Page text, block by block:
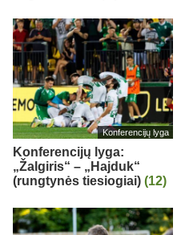
Konferencijų lyga
Konferencijų lyga:
„Žalgiris“ – „Hajduk“
(rungtynės tiesiogiai) (12)